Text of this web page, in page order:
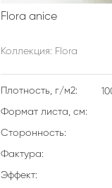
Flora anice
Коллекция: Flora
Плотность, г/м2:
Формат листа, см:
Сторонность:
Фактура:
Эффект: